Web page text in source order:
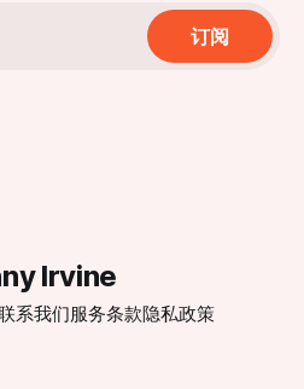
订阅
Irvine
系我们服务条款隐私政策